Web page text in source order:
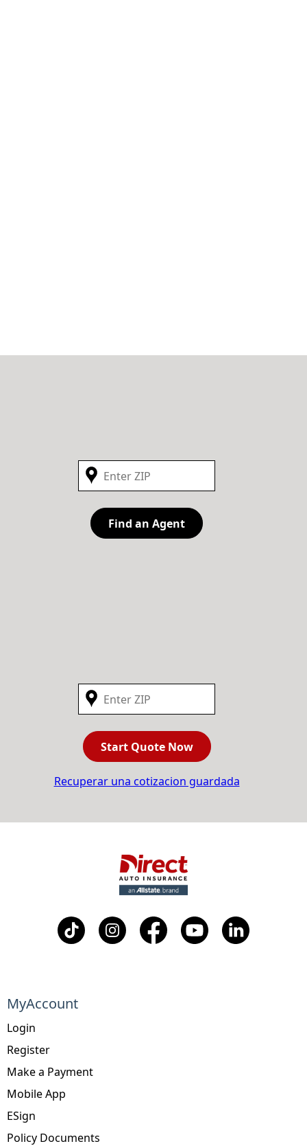
Find an Agent
Start Quote Now
Recuperar una cotizacion guardada
MyAccount
Login
Register
Make a Payment
Mobile App
ESign
Policy Documents